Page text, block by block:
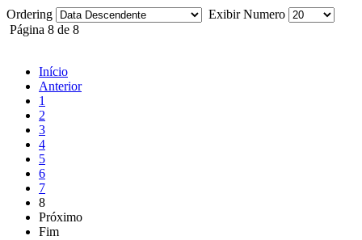
Ordering
Exibir Numero
Página 8 de 8
Início
Anterior
1
2
3
4
5
6
7
8
Próximo
Fim